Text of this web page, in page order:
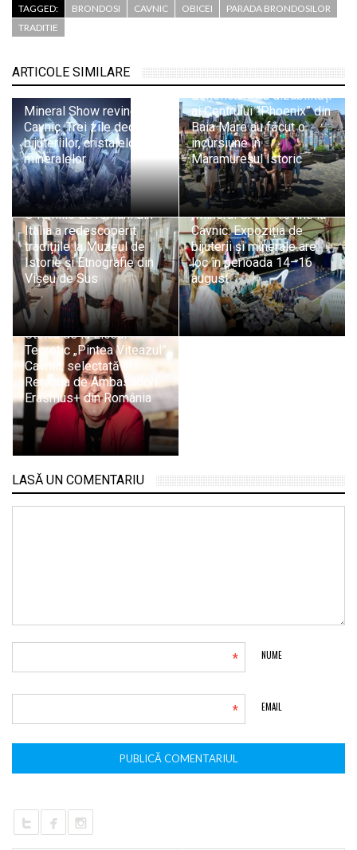
TAGGED:
BRONDOSI CAVNIC OBICEI
PARADA BRONDOSILOR
TRADITIE
ARTICOLE SIMILARE
Mineral Show revine la
Cavnic. Trei zile dedicate
bijuteriilor, cristalelor și
mineralelor
Beneficiarii cu dizabilități
ai Centrului ”Phoenix” din
Baia Mare au făcut o
incursiune în
Maramureșul Istoric
Rădăcini maramureșene:
O familie de români din
Italia a redescoperit
tradițiile la Muzeul de
Istorie și Etnografie din
Vișeu de Sus
„Mineral Show” revine la
Cavnic: Expoziția de
bijuterii și minerale are
loc în perioada 14–16
august
Profesoara Claudia
Stoica de la Liceul
Teoretic „Pintea Viteazul”
Cavnic, selectată în
Rețeaua de Ambasadori
Erasmus+ din România
LASĂ UN COMENTARIU
NUME
*
EMAIL
*